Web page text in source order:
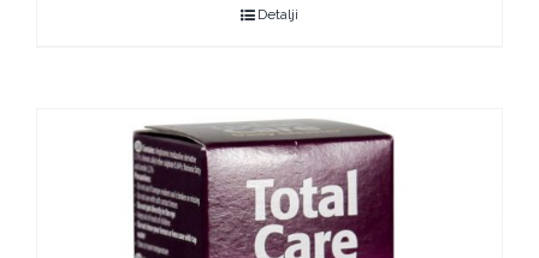
Detalji